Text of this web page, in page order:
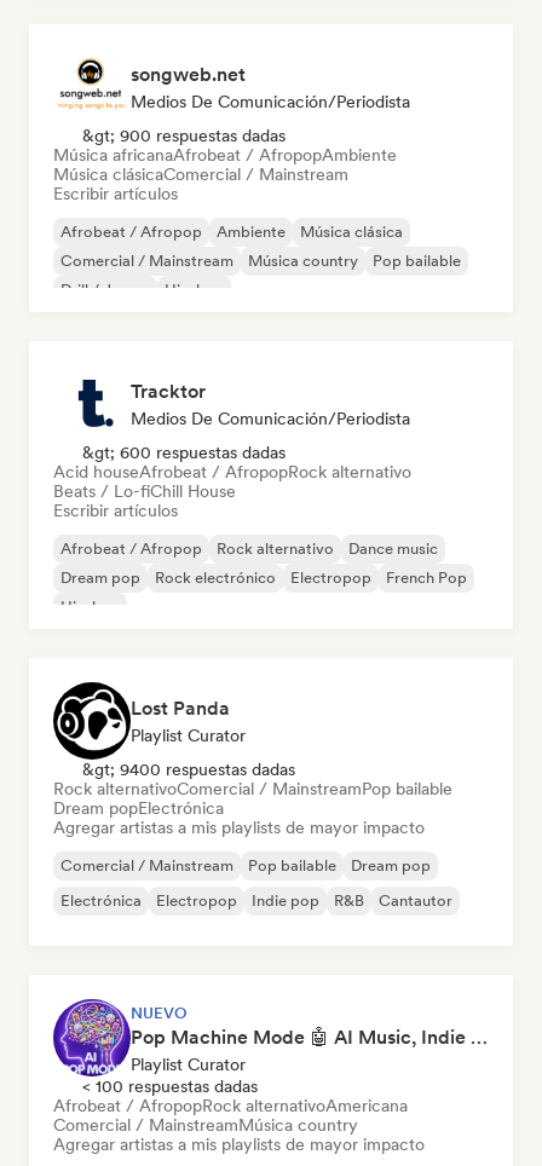
songweb.net
Medios De Comunicación/Periodista
&gt; 900 respuestas dadas
Música africanaAfrobeat / AfropopAmbiente
Música clásicaComercial / Mainstream
Escribir artículos
Afrobeat / Afropop Ambiente
Música clásica
Comercial / Mainstream
Música country
Pop bailable
Drill / Jersey
Hip-hop
Tracktor
Medios De Comunicación/Periodista
&gt; 600 respuestas dadas
Acid houseAfrobeat / AfropopRock alternativo
Beats / Lo-fiChill House
Escribir artículos
Afrobeat / Afropop Rock alternativo
Dance music
Dream pop
Rock electrónico Electropop
French Pop
Hip-hop
Lost Panda
Playlist Curator
&gt; 9400 respuestas dadas
Rock alternativoComercial / MainstreamPop bailable
Dream popElectrónica
Agregar artistas a mis playlists de mayor impacto
Comercial / Mainstream Pop bailable
Dream pop
Electrónica
Electropop Indie pop R&B Cantautor
NUEVO
Pop Machine Mode 🤖 AI Music, Indie Pop & Dream Pop
Playlist Curator
< 100 respuestas dadas
Afrobeat / AfropopRock alternativoAmericana
Comercial / MainstreamMúsica country
Agregar artistas a mis playlists de mayor impacto